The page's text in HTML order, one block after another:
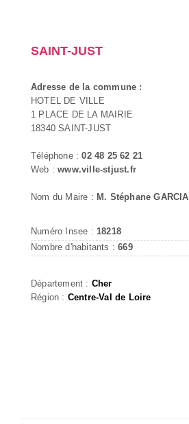
SAINT-JUST
Adresse de la commune :
HOTEL DE VILLE
1 PLACE DE LA MAIRIE
18340 SAINT-JUST
Téléphone :02 48 25 62 21
Web :www.ville-stjust.fr
Nom du Maire : M. Stéphane GARCIA
Numéro Insee : 18218
Nombre d'habitants :669
Département : Cher
Région : Centre-Val de Loire